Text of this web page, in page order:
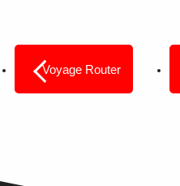
Voyage Router